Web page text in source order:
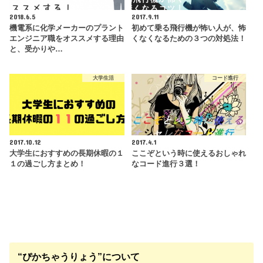
2018.6.5
機電系に化学メーカーのプラント
エンジニア職をオススメする理由
と、受かりや…
2017.9.11
初めて乗る飛行機が怖い人が、怖
くなくなるための３つの対処法！
大学生活
2017.10.12
大学生におすすめの長期休暇の１
１の過ごし方まとめ！
コード進行
2017.4.1
ここぞという時に使えるおしゃれ
なコード進行３選！
“ぴかちゃうりょう”について